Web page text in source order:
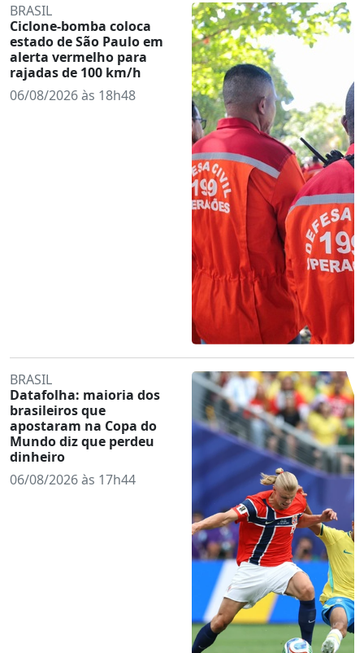
BRASIL
Ciclone-bomba coloca
estado de São Paulo em
alerta vermelho para
rajadas de 100 km/h
06/08/2026 às 18h48
BRASIL
Datafolha: maioria dos
brasileiros que
apostaram na Copa do
Mundo diz que perdeu
dinheiro
06/08/2026 às 17h44